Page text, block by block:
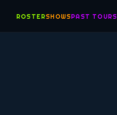
ROSTERSHOWSPAST TOURS